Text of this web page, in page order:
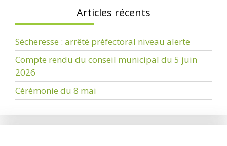
Articles récents
Sécheresse : arrêté préfectoral niveau alerte
Compte rendu du conseil municipal du 5 juin
2026
Cérémonie du 8 mai